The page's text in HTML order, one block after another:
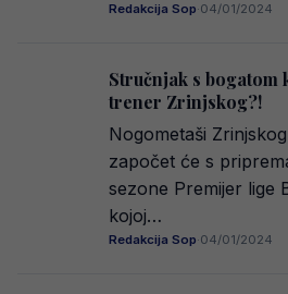
Redakcija Sop·04/01/2024
Stručnjak s
trener Zrinjskog?!
Nogometaši
započet će s
sezone Premijer lige
kojoj…
Redakcija Sop·04/01/2024